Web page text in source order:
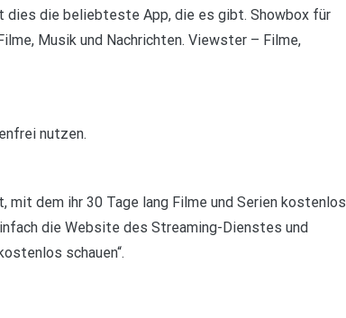
dies die beliebteste App, die es gibt. Showbox für
Musik und Nachrichten. Viewster – Filme,
nutzen.
mit dem ihr 30 Tage lang Filme und Serien kostenlos
die Website des Streaming-Dienstes und
schauen“.